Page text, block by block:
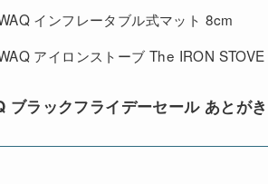
インフレータブル式マット 8cm
アイロンストーブ The IRON STOVE
ブラックフライデーセール あとがき